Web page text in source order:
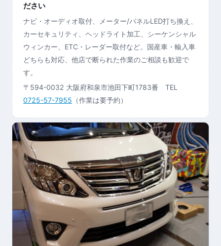
ださい
ナビ・オーディオ取付、メーター/パネルLED打ち換え、
カーセキュリティ、ヘッドライト加工、シーケンシャル
ウィンカー、ETC・レーダー取付など。国産車・輸入車
どちらも対応、他店で断られた作業のご相談も歓迎で
す。
〒594-0032 大阪府和泉市池田下町1783番 TEL
0725-57-7955 （作業は要予約）